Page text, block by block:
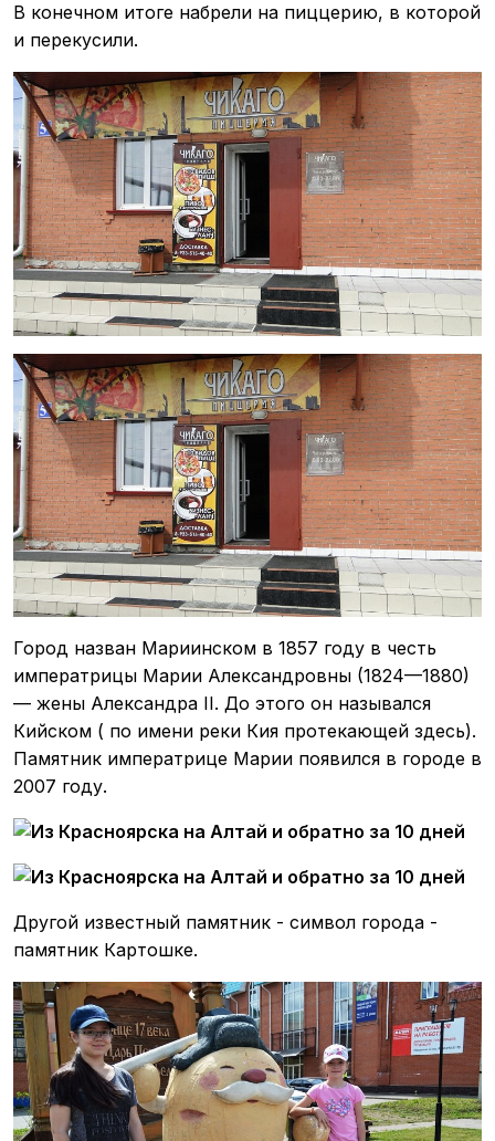
В конечном итоге набрели на пиццерию, в которой
и перекусили.
Город назван Мариинском в 1857 году в честь
императрицы Марии Александровны (1824—1880)
— жены Александра II. До этого он назывался
Кийском ( по имени реки Кия протекающей здесь).
Памятник императрице Марии появился в городе в
2007 году.
Другой известный памятник - символ города -
памятник Картошке.